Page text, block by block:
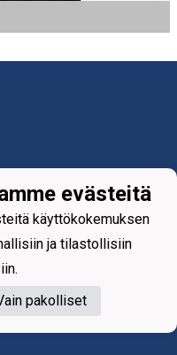
evästeitä
käyttökokemuksen
ja tilastollisiin
pakolliset